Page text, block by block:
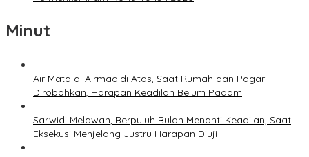
Minut
Air Mata di Airmadidi Atas, Saat Rumah dan Pagar
Dirobohkan, Harapan Keadilan Belum Padam
Sarwidi Melawan, Berpuluh Bulan Menanti Keadilan, Saat
Eksekusi Menjelang Justru Harapan Diuji